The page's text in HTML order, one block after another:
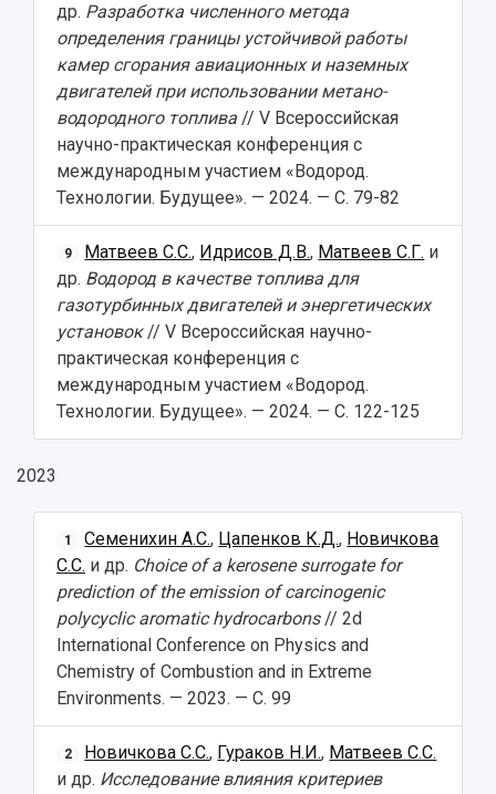
др. Разработка численного метода
определения границы устойчивой работы
камер сгорания авиационных и наземных
двигателей при использовании метано-
водородного топлива // V Всероссийская
научно-практическая конференция с
международным участием «Водород.
Технологии. Будущее». — 2024. — С. 79-82
9 Матвеев С.С., Идрисов Д.В., Матвеев С.Г. и
др. Водород в качестве топлива для
газотурбинных двигателей и энергетических
установок// V Всероссийская научно-
практическая конференция с
международным участием «Водород.
Технологии. Будущее». — 2024. — С. 122-125
2023
1 Семенихин А.С., Цапенков К.Д., Новичкова
С.С. и др. Choice of a kerosene surrogate for
prediction of the emission of carcinogenic
polycyclic aromatic hydrocarbons// 2d
International Conference on Physics and
Chemistry of Combustion and in Extreme
Environments. — 2023. — С. 99
2 Новичкова С.С., Гураков Н.И., Матвеев С.С.
и др. Исследование влияния критериев